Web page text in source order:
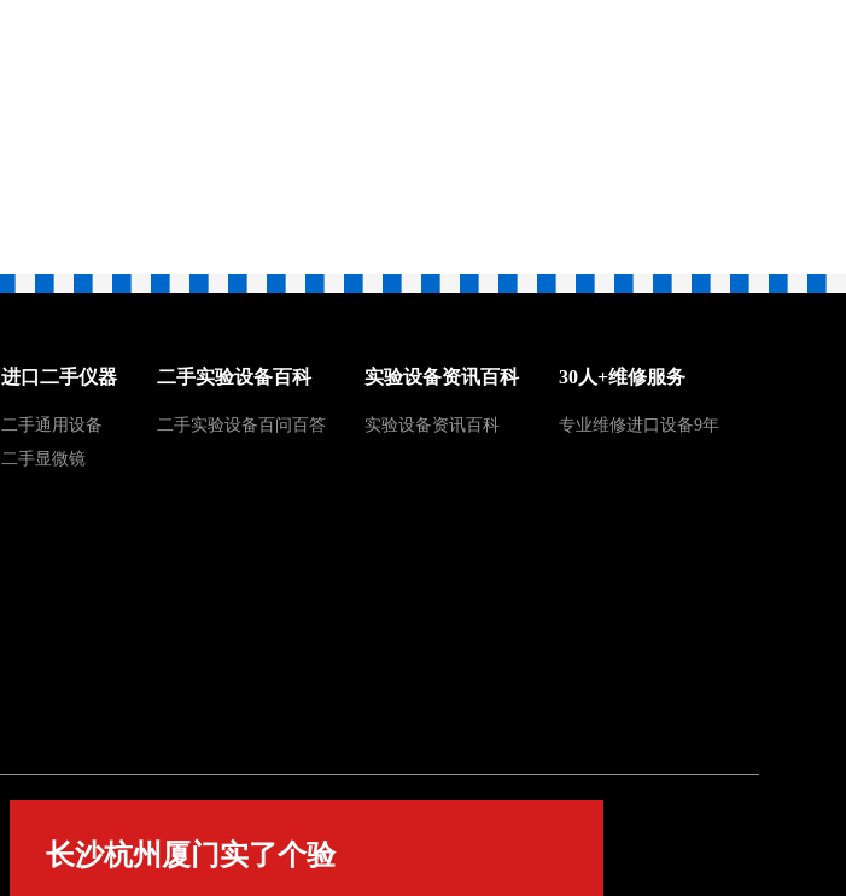
进口二手仪器
二手通用设备
二手显微镜
二手实验设备百科
二手实验设备百问百答
实验设备资讯百科
实验设备资讯百科
30人+维修服务
专业维修进口设备9年
长沙杭州厦门实了个验